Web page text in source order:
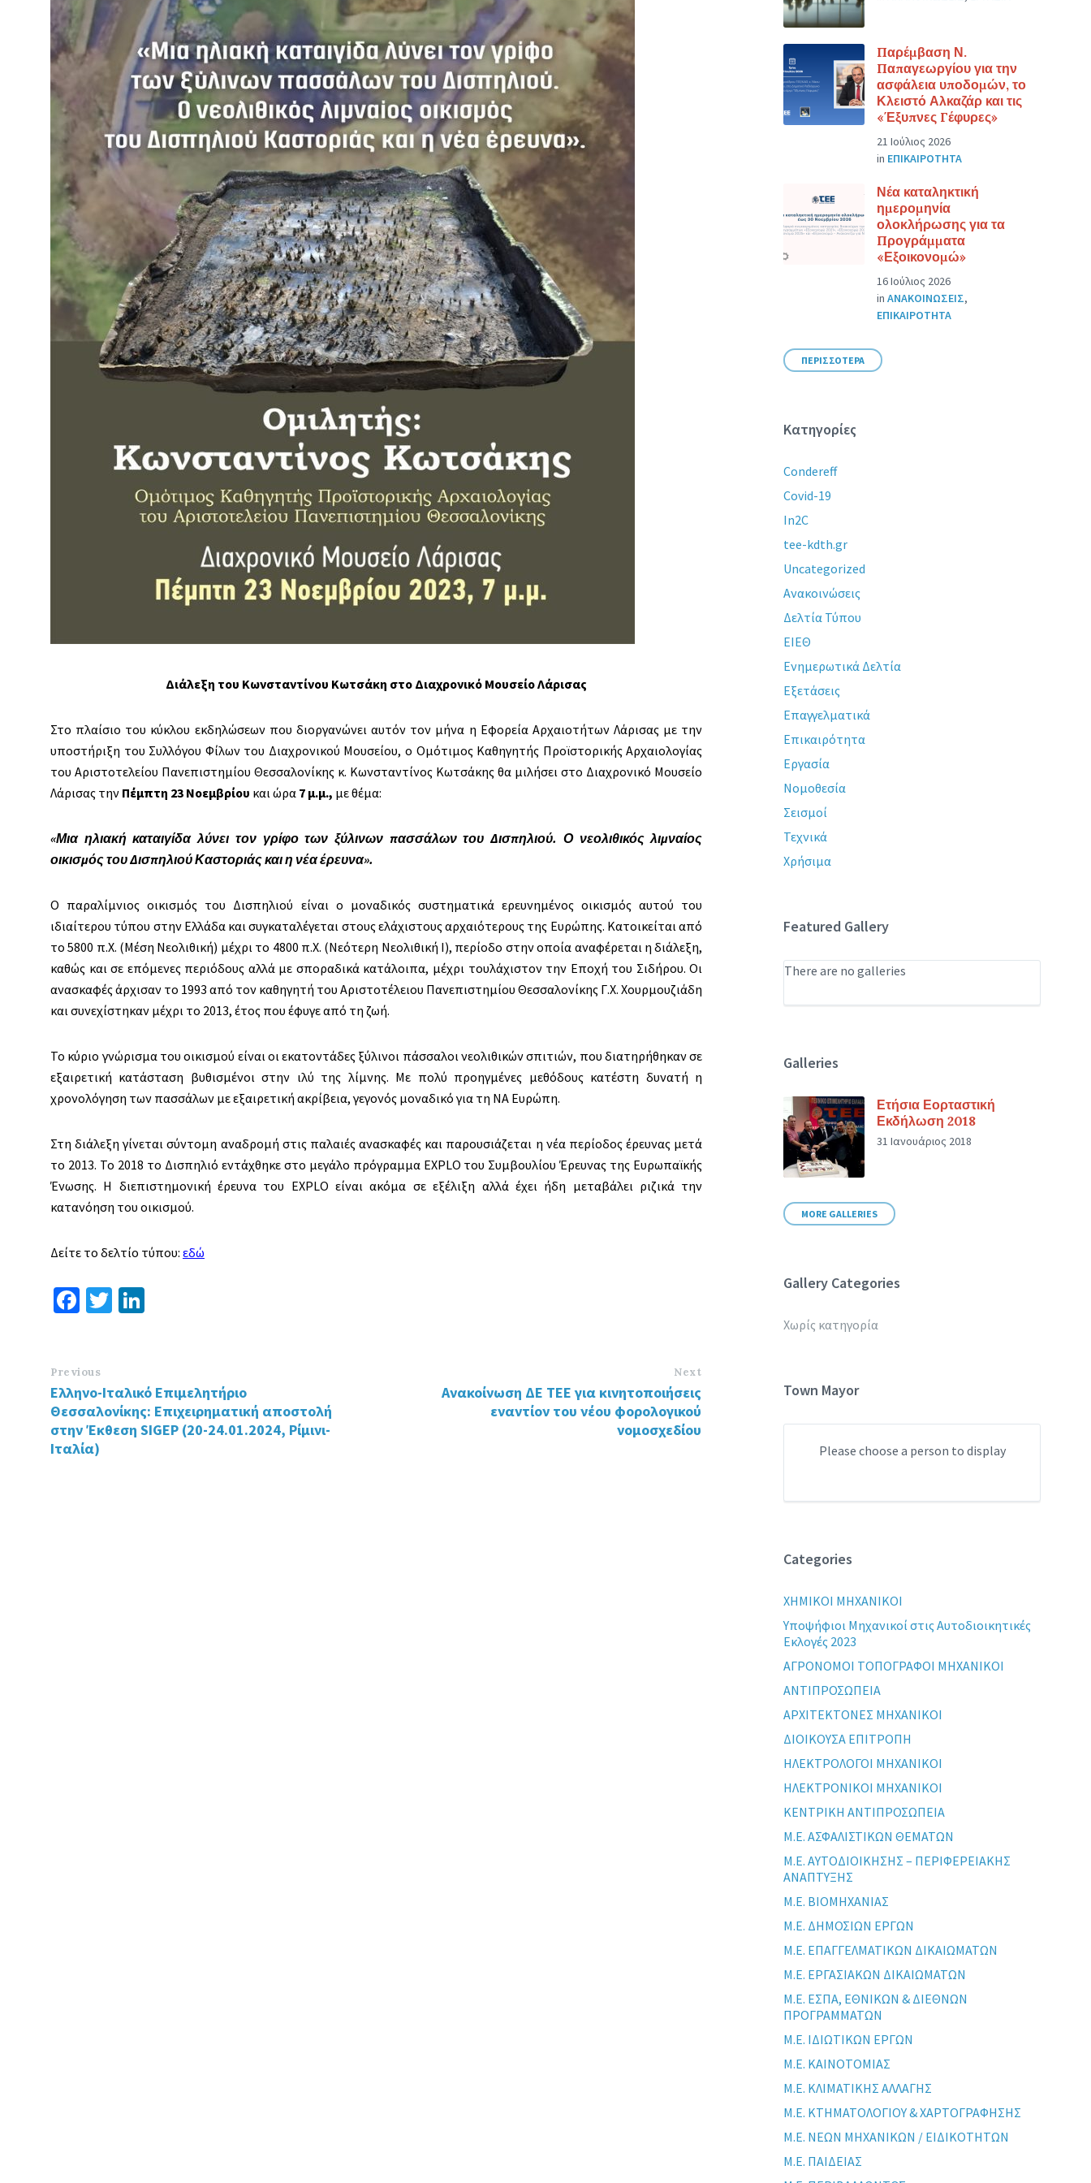
Διάλεξη του Κωνσταντίνου Κωτσάκη στο Διαχρονικό Μουσείο Λάρισας
Στο πλαίσιο του κύκλου εκδηλώσεων που διοργανώνει αυτόν τον μήνα η Εφορεία Αρχαιοτήτων Λάρισας με την
υποστήριξη του Συλλόγου Φίλων του Διαχρονικού Μουσείου, ο Ομότιμος Καθηγητής Προϊστορικής Αρχαιολογίας
του Αριστοτελείου Πανεπιστημίου Θεσσαλονίκης κ. Κωνσταντίνος Κωτσάκης θα μιλήσει στο Διαχρονικό Μουσείο
Λάρισας την Πέμπτη 23 Νοεμβρίου και ώρα 7 μ.μ., με θέμα:
«Μια ηλιακή καταιγίδα λύνει τον γρίφο των ξύλινων πασσάλων του Δισπηλιού. Ο νεολιθικός λιμναίος
οικισμός του Δισπηλιού Καστοριάς και η νέα έρευνα».
Ο παραλίμνιος οικισμός του Δισπηλιού είναι ο μοναδικός συστηματικά ερευνημένος οικισμός αυτού του
ιδιαίτερου τύπου στην Ελλάδα και συγκαταλέγεται στους ελάχιστους αρχαιότερους της Ευρώπης. Κατοικείται από
το 5800 π.Χ. (Μέση Νεολιθική) μέχρι το 4800 π.Χ. (Νεότερη Νεολιθική Ι), περίοδο στην οποία αναφέρεται η διάλεξη,
καθώς και σε επόμενες περιόδους αλλά με σποραδικά κατάλοιπα, μέχρι τουλάχιστον την Εποχή του Σιδήρου. Οι
ανασκαφές άρχισαν το 1993 από τον καθηγητή του Αριστοτέλειου Πανεπιστημίου Θεσσαλονίκης Γ.Χ. Χουρμουζιάδη
και συνεχίστηκαν μέχρι το 2013, έτος που έφυγε από τη ζωή.
Το κύριο γνώρισμα του οικισμού είναι οι εκατοντάδες ξύλινοι πάσσαλοι νεολιθικών σπιτιών, που διατηρήθηκαν σε
εξαιρετική κατάσταση βυθισμένοι στην ιλύ της λίμνης. Με πολύ προηγμένες μεθόδους κατέστη δυνατή η
χρονολόγηση των πασσάλων με εξαιρετική ακρίβεια, γεγονός μοναδικό για τη ΝΑ Ευρώπη.
Στη διάλεξη γίνεται σύντομη αναδρομή στις παλαιές ανασκαφές και παρουσιάζεται η νέα περίοδος έρευνας μετά
το 2013. Το 2018 το Δισπηλιό εντάχθηκε στο μεγάλο πρόγραμμα EXPLO του Συμβουλίου Έρευνας της Ευρωπαϊκής
Ένωσης. Η διεπιστημονική έρευνα του EXPLO είναι ακόμα σε εξέλιξη αλλά έχει ήδη μεταβάλει ριζικά την
κατανόηση του οικισμού.
Δείτε το δελτίο τύπου: εδώ
Fa
o
o
k
T
dI
n
Previous
Ελληνο-Ιταλικό Επιμελητήριο
Θεσσαλονίκης: Επιχειρηματική αποστολή
στην Έκθεση SIGEP (20-24.01.2024, Ρίμινι-
Ιταλία)
Next
Ανακοίνωση ΔΕ ΤΕΕ για κινητοποιήσεις
εναντίον του νέου φορολογικού
νομοσχεδίου
Παρέμβαση Ν.
Παπαγεωργίου για την
ασφάλεια υποδομών, το
Κλειστό Αλκαζάρ και τις
«Έξυπνες Γέφυρες»
21 Ιούλιος 2026
in ΕΠΙΚΑΙΡΟΤΗΤΑ
Νέα καταληκτική
ημερομηνία
ολοκλήρωσης για τα
Προγράμματα
«Εξοικονομώ»
16 Ιούλιος 2026
inΑΝΑΚΟΙΝΩΣΕΙΣ,
ΕΠΙΚΑΙΡΟΤΗΤΑ
ΠΕΡΙΣΣΟΤΕΡΑ
Κατηγορίες
Condereff
Covid-19
In2C
tee-kdth.gr
Uncategorized
Ανακοινώσεις
Δελτία Τύπου
ΕΙΕΘ
Ενημερωτικά Δελτία
Εξετάσεις
Επαγγελματικά
Επικαιρότητα
Εργασία
Νομοθεσία
Σεισμοί
Τεχνικά
Χρήσιμα
Featured Gallery
There are no galleries
Galleries
Ετήσια Εορταστική
Εκδήλωση 2018
31 Ιανουάριος 2018
MORE GALLERIES
Gallery Categories
Χωρίς κατηγορία
Town Mayor
Please choose a person to display
Categories
XHMIKOI MHXANIKOI
Yποψήφιοι Μηχανικοί στις Αυτοδιοικητικές
Εκλογές 2023
ΑΓΡΟΝΟΜΟΙ ΤΟΠΟΓΡΑΦΟΙ ΜΗΧΑΝΙΚΟΙ
ΑΝΤΙΠΡΟΣΩΠΕΙΑ
ΑΡΧΙΤΕΚΤΟΝΕΣ ΜΗΧΑΝΙΚΟΙ
ΔΙΟΙΚΟΥΣΑ ΕΠΙΤΡΟΠΗ
ΗΛΕΚΤΡΟΛΟΓΟΙ ΜΗΧΑΝΙΚΟΙ
ΗΛΕΚΤΡΟΝΙΚΟΙ ΜΗΧΑΝΙΚΟΙ
ΚΕΝΤΡΙΚΗ ΑΝΤΙΠΡΟΣΩΠΕΙΑ
Μ.Ε. ΑΣΦΑΛΙΣΤΙΚΩΝ ΘΕΜΑΤΩΝ
Μ.Ε. ΑΥΤΟΔΙΟΙΚΗΣΗΣ – ΠΕΡΙΦΕΡΕΙΑΚΗΣ
ΑΝΑΠΤΥΞΗΣ
Μ.Ε. ΒΙΟΜΗΧΑΝΙΑΣ
Μ.Ε. ΔΗΜΟΣΙΩΝ ΕΡΓΩΝ
Μ.Ε. ΕΠΑΓΓΕΛΜΑΤΙΚΩΝ ΔΙΚΑΙΩΜΑΤΩΝ
Μ.Ε. ΕΡΓΑΣΙΑΚΩΝ ΔΙΚΑΙΩΜΑΤΩΝ
Μ.Ε. ΕΣΠΑ, ΕΘΝΙΚΩΝ & ΔΙΕΘΝΩΝ
ΠΡΟΓΡΑΜΜΑΤΩΝ
Μ.Ε. ΙΔΙΩΤΙΚΩΝ ΕΡΓΩΝ
Μ.Ε. ΚΑΙΝΟΤΟΜΙΑΣ
Μ.Ε. ΚΛΙΜΑΤΙΚΗΣ ΑΛΛΑΓΗΣ
Μ.Ε. ΚΤΗΜΑΤΟΛΟΓΙΟΥ & ΧΑΡΤΟΓΡΑΦΗΣΗΣ
Μ.Ε. ΝΕΩΝ ΜΗΧΑΝΙΚΩΝ / ΕΙΔΙΚΟΤΗΤΩΝ
Μ.Ε. ΠΑΙΔΕΙΑΣ